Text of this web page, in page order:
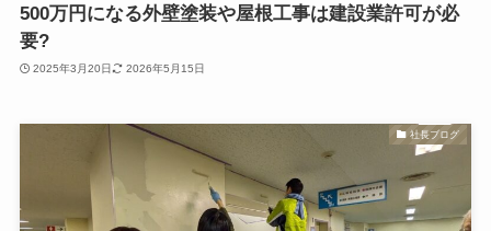
500万円になる外壁塗装や屋根工事は建設業許可が必
要?
2025年3月20日 2026年5月15日
社長ブログ